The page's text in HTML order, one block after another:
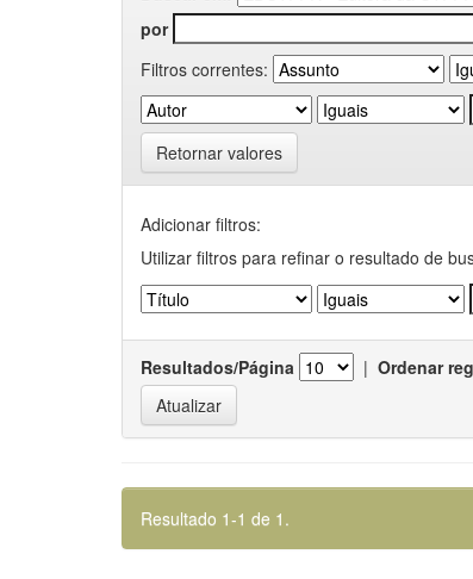
por
Filtros correntes:
Retornar valores
Adicionar filtros:
Utilizar filtros para refinar o resultado de
Resultados/Página | Ordenar
Resultado 1-1 de 1.